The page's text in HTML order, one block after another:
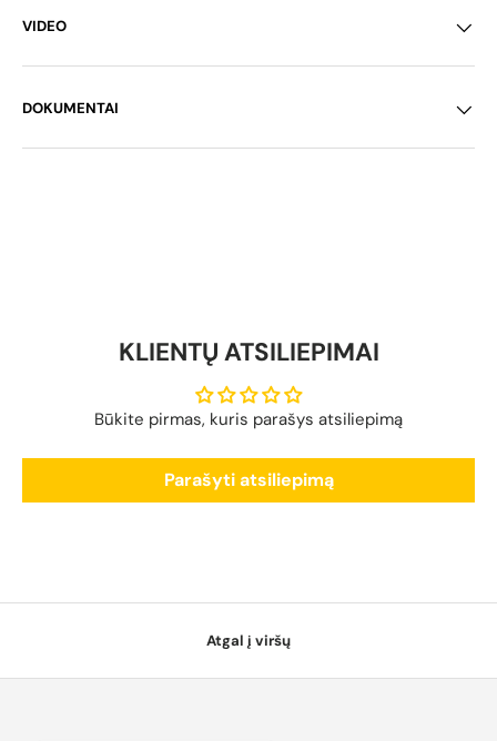
VIDEO
DOKUMENTAI
KLIENTŲ ATSILIEPIMAI
Būkite pirmas, kuris parašys atsiliepimą
Parašyti atsiliepimą
Atgal į viršų